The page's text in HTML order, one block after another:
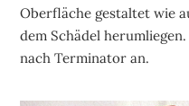
Oberfläche gestaltet wie
dem Schädel
nach Terminator an.